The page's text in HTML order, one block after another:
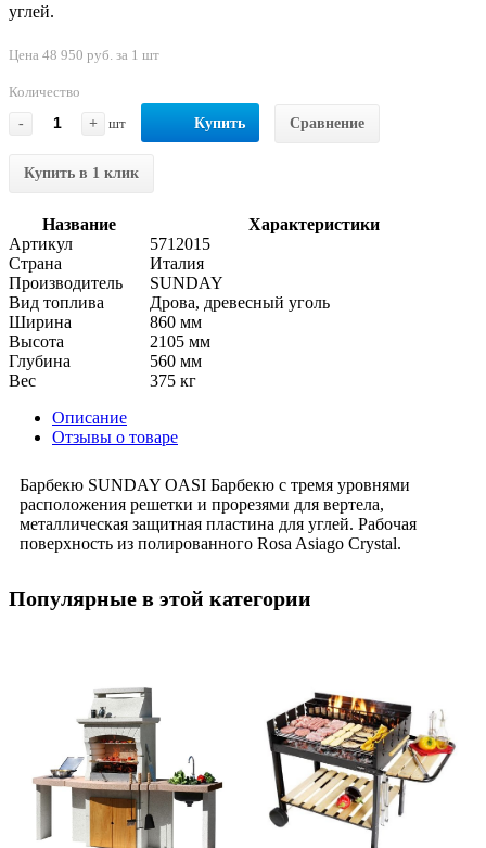
углей.
Цена 48 950 руб. за 1 шт
Количество
-
+ шт Купить Сравнение
Купить в 1 клик
Название
Характеристики
Артикул
5712015
Страна
Италия
Производитель
SUNDAY
Вид топлива
Дрова, древесный уголь
Ширина
860 мм
Высота
2105 мм
Глубина
560 мм
Вес
375 кг
Описание
Отзывы о товаре
Барбекю SUNDAY OASI Барбекю с тремя уровнями
расположения решетки и прорезями для вертела,
металлическая защитная пластина для углей. Рабочая
поверхность из полированного Rosa Asiago Crystal.
Популярные в этой категории